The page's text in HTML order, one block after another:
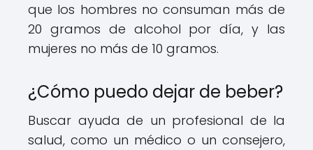
que los hombres no consuman más de
20 gramos de alcohol por día, y las
mujeres no más de 10 gramos.
¿Cómo puedo dejar de beber?
Buscar ayuda de un profesional de la
salud, como un médico o un consejero,